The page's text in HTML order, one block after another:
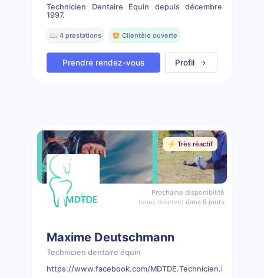
Technicien Dentaire Équin depuis décembre
1997.
📖 4 prestations 🤩 Clientèle ouverte
Prendre rendez-vous Profil
⚡️ Très réactif
Prochaine disponibilité
(sous réserve) dans 6 jours
Maxime Deutschmann
Technicien dentaire équin
https://www.facebook.com/